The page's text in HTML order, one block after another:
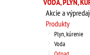
VODA, PLYN,
Akcie a
Produkty
Plyn, kúrenie
Voda